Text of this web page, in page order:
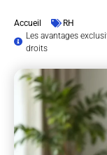
Accueil
RH
Les avantages
droits